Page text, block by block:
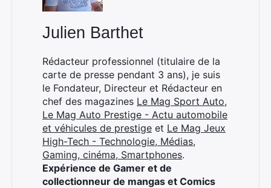
Julien Barthet
Rédacteur professionnel (titulaire de la
carte de presse pendant 3 ans), je suis
le Fondateur, Directeur et Rédacteur en
chef des magazines Le Mag Sport Auto,
Le Mag Auto Prestige - Actu automobile
et véhicules de prestige et Le Mag Jeux
High-Tech - Technologie, Médias,
Gaming, cinéma, Smartphones.
Expérience de Gamer et de
collectionneur de mangas et Comics